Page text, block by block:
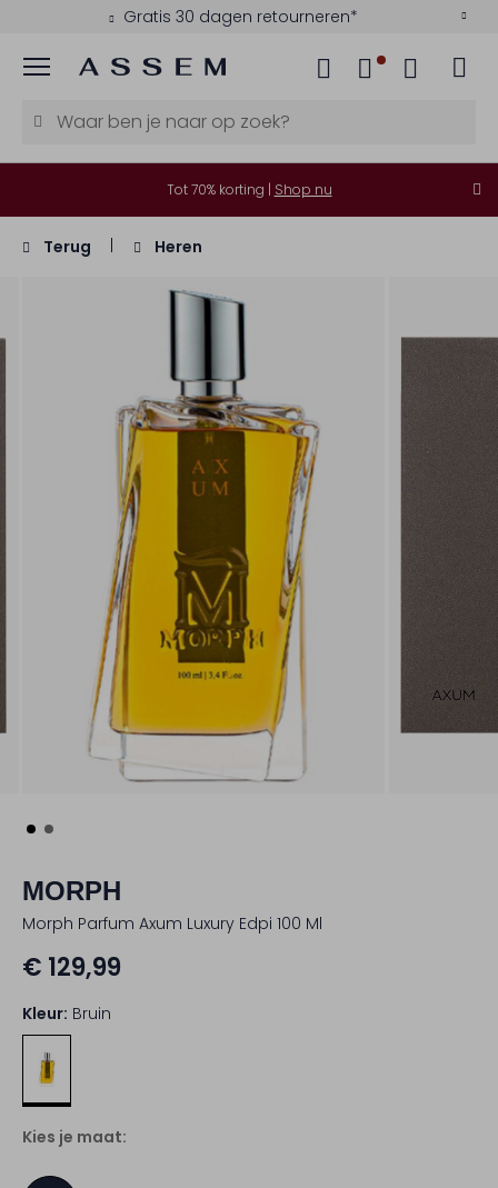
Gratis 30 dagen retourneren*
Menu
Tot 70% korting | Shop nu
Terug Heren
MORPH
Morph Parfum Axum Luxury Edpi 100 Ml
€ 129,99
Kleur: Bruin
Kies je maat: